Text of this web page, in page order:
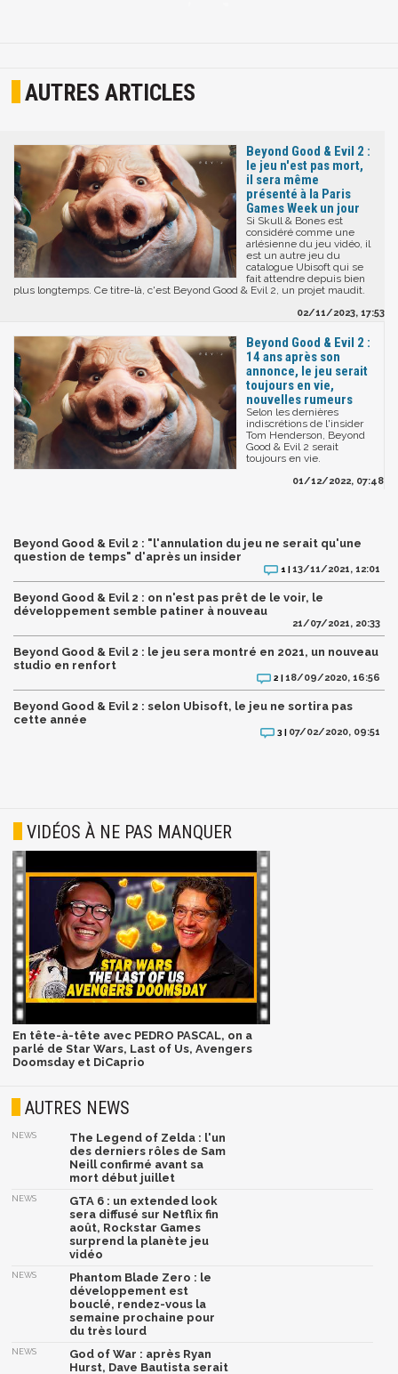
AUTRES ARTICLES
Beyond Good & Evil 2 :
le jeu n'est pas mort,
il sera même
présenté à la Paris
Games Week un jour
Si Skull & Bones est
considéré comme une
arlésienne du jeu vidéo, il
est un autre jeu du
catalogue Ubisoft qui se
fait attendre depuis bien
plus longtemps. Ce titre-là, c'est Beyond Good & Evil 2, un projet maudit.
02/11/2023, 17:53
Beyond Good & Evil 2 :
14 ans après son
annonce, le jeu serait
toujours en vie,
nouvelles rumeurs
Selon les dernières
indiscrétions de l'insider
Tom Henderson, Beyond
Good & Evil 2 serait
toujours en vie.
01/12/2022, 07:48
Beyond Good & Evil 2 : "l'annulation du jeu ne serait qu'une
question de temps" d'après un insider
1 |13/11/2021, 12:01
Beyond Good & Evil 2 : on n'est pas prêt de le voir, le
développement semble patiner à nouveau
21/07/2021, 20:33
Beyond Good & Evil 2 : le jeu sera montré en 2021, un nouveau
studio en renfort
2 |18/09/2020, 16:56
Beyond Good & Evil 2 : selon Ubisoft, le jeu ne sortira pas
cette année
3 | 07/02/2020, 09:51
VIDÉOS À NE PAS MANQUER
En tête-à-tête avec PEDRO PASCAL, on a
parlé de Star Wars, Last of Us, Avengers
Doomsday et DiCaprio
AUTRES NEWS
NEWS
The Legend of Zelda : l'un
des derniers rôles de Sam
Neill confirmé avant sa
mort début juillet
NEWS
GTA 6 : un extended look
sera diffusé sur Netflix fin
août, Rockstar Games
surprend la planète jeu
vidéo
NEWS
Phantom Blade Zero : le
développement est
bouclé, rendez-vous la
semaine prochaine pour
du très lourd
NEWS
God of War : après Ryan
Hurst, Dave Bautista serait